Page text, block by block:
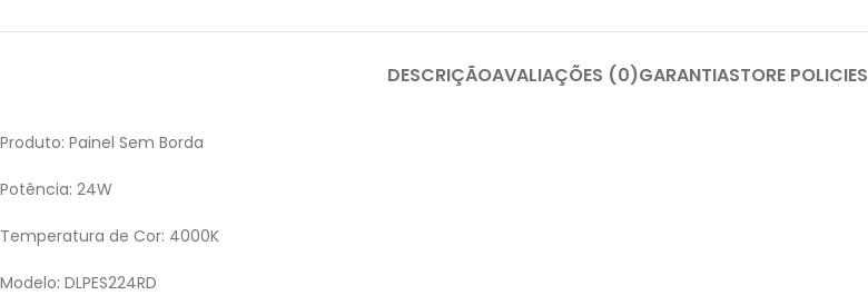
DESCRIÇÃOAVALIAÇÕES (0)GARANTIASTORE POLICIES
Produto: Painel Sem Borda
Potência: 24W
Temperatura de Cor: 4000K
Modelo: DLPES224RD